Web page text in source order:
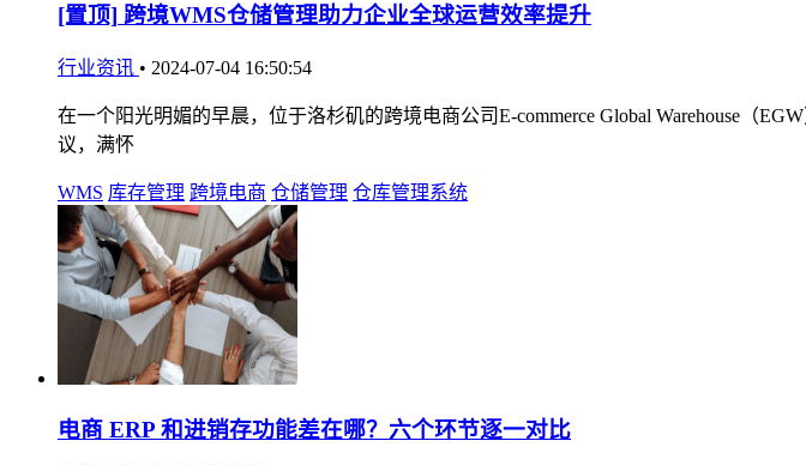
[置顶] 跨境WMS仓储管理助力企业全球运营效率提升
行业资讯 • 2024-07-04 16:50:54
在一个阳光明媚的早晨，位于洛杉矶的跨境电商公司E-commerce Global Warehouse（
议，满怀
WMS 库存管理 跨境电商 仓储管理 仓库管理系统
电商 ERP 和进销存功能差在哪？六个环节逐一对比